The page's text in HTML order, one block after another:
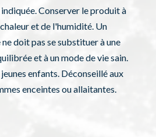
Conserver le produit à
et de l'humidité. Un
doit pas se substituer à une
et à un mode de vie sain.
enfants. Déconseillé aux
enceintes ou allaitantes.